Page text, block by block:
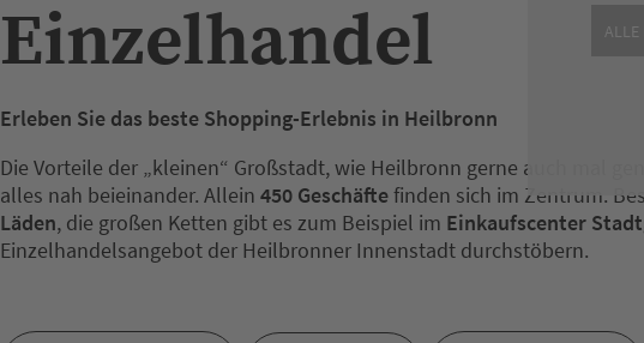
ALLE
Einzelhandel
Erleben Sie das beste Shopping-Erlebnis in Heilbronn
Die Vorteile der „kleinen“ Großstadt, wie Heilbronn gerne auch mal
alles nah beieinander. Allein 450 Geschäftefinden sich im Zentrum.
Läden, die großen Ketten gibt es zum Beispiel im Einkaufscenter
Einzelhandelsangebot der Heilbronner Innenstadt durchstöbern.